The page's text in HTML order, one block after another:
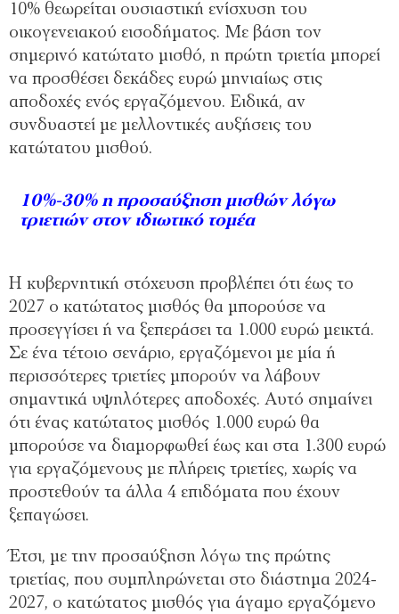
10% θεωρείται ουσιαστική ενίσχυση του
οικογενειακού εισοδήματος. Με βάση τον
σημερινό κατώτατο μισθό, η πρώτη τριετία μπορεί
να προσθέσει δεκάδες ευρώ μηνιαίως στις
αποδοχές ενός εργαζόμενου. Ειδικά, αν
συνδυαστεί με μελλοντικές αυξήσεις του
κατώτατου μισθού.
10%-30% η προσαύξηση μισθών λόγω
τριετιών στον ιδιωτικό τομέα
Η κυβερνητική στόχευση προβλέπει ότι έως το
2027 ο κατώτατος μισθός θα μπορούσε να
προσεγγίσει ή να ξεπεράσει τα 1.000 ευρώ μεικτά.
Σε ένα τέτοιο σενάριο, εργαζόμενοι με μία ή
περισσότερες τριετίες μπορούν να λάβουν
σημαντικά υψηλότερες αποδοχές. Αυτό σημαίνει
ότι ένας κατώτατος μισθός 1.000 ευρώ θα
μπορούσε να διαμορφωθεί έως και στα 1.300 ευρώ
για εργαζόμενους με πλήρεις τριετίες, χωρίς να
προστεθούν τα άλλα 4 επιδόματα που έχουν
ξεπαγώσει.
Έτσι, με την προσαύξηση λόγω της πρώτης
τριετίας, που συμπληρώνεται στο διάστημα 2024-
2027, ο κατώτατος μισθός για άγαμο εργαζόμενο